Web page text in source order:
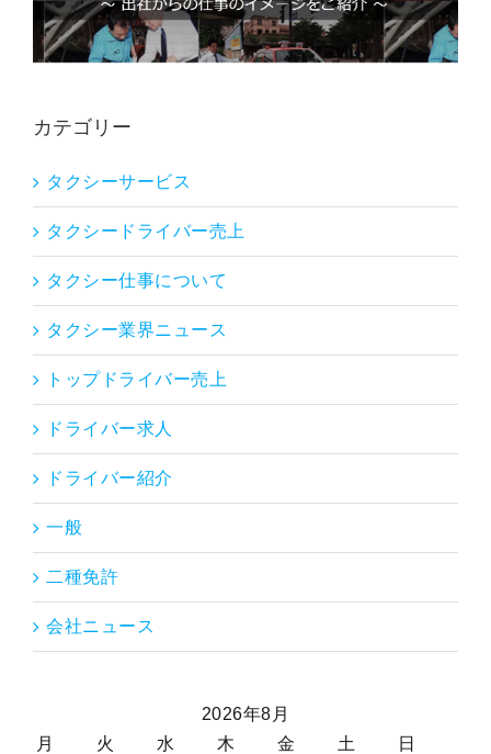
カテゴリー
タクシーサービス
タクシードライバー売上
タクシー仕事について
タクシー業界ニュース
トップドライバー売上
ドライバー求人
ドライバー紹介
一般
二種免許
会社ニュース
2026年8月
月
火 水 木 金 土
日